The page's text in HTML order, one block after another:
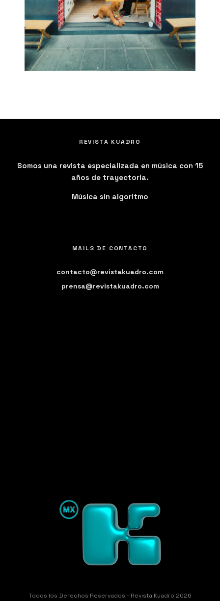
REVISTA KUADRO
Somos una revista especializada en música con 15
años de trayectoria.
Música sin algoritmo
MAILS DE CONTACTO
contacto@revistakuadro.com
prensa@revistakuadro.com
Todos los Derechos Reservados - Revista Kuadro 2026